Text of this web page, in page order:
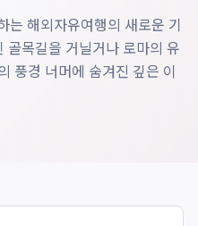
는 해외자유여행의 새로운 기
목길을 거닐거나 로마의 유
풍경 너머에 숨겨진 깊은 이